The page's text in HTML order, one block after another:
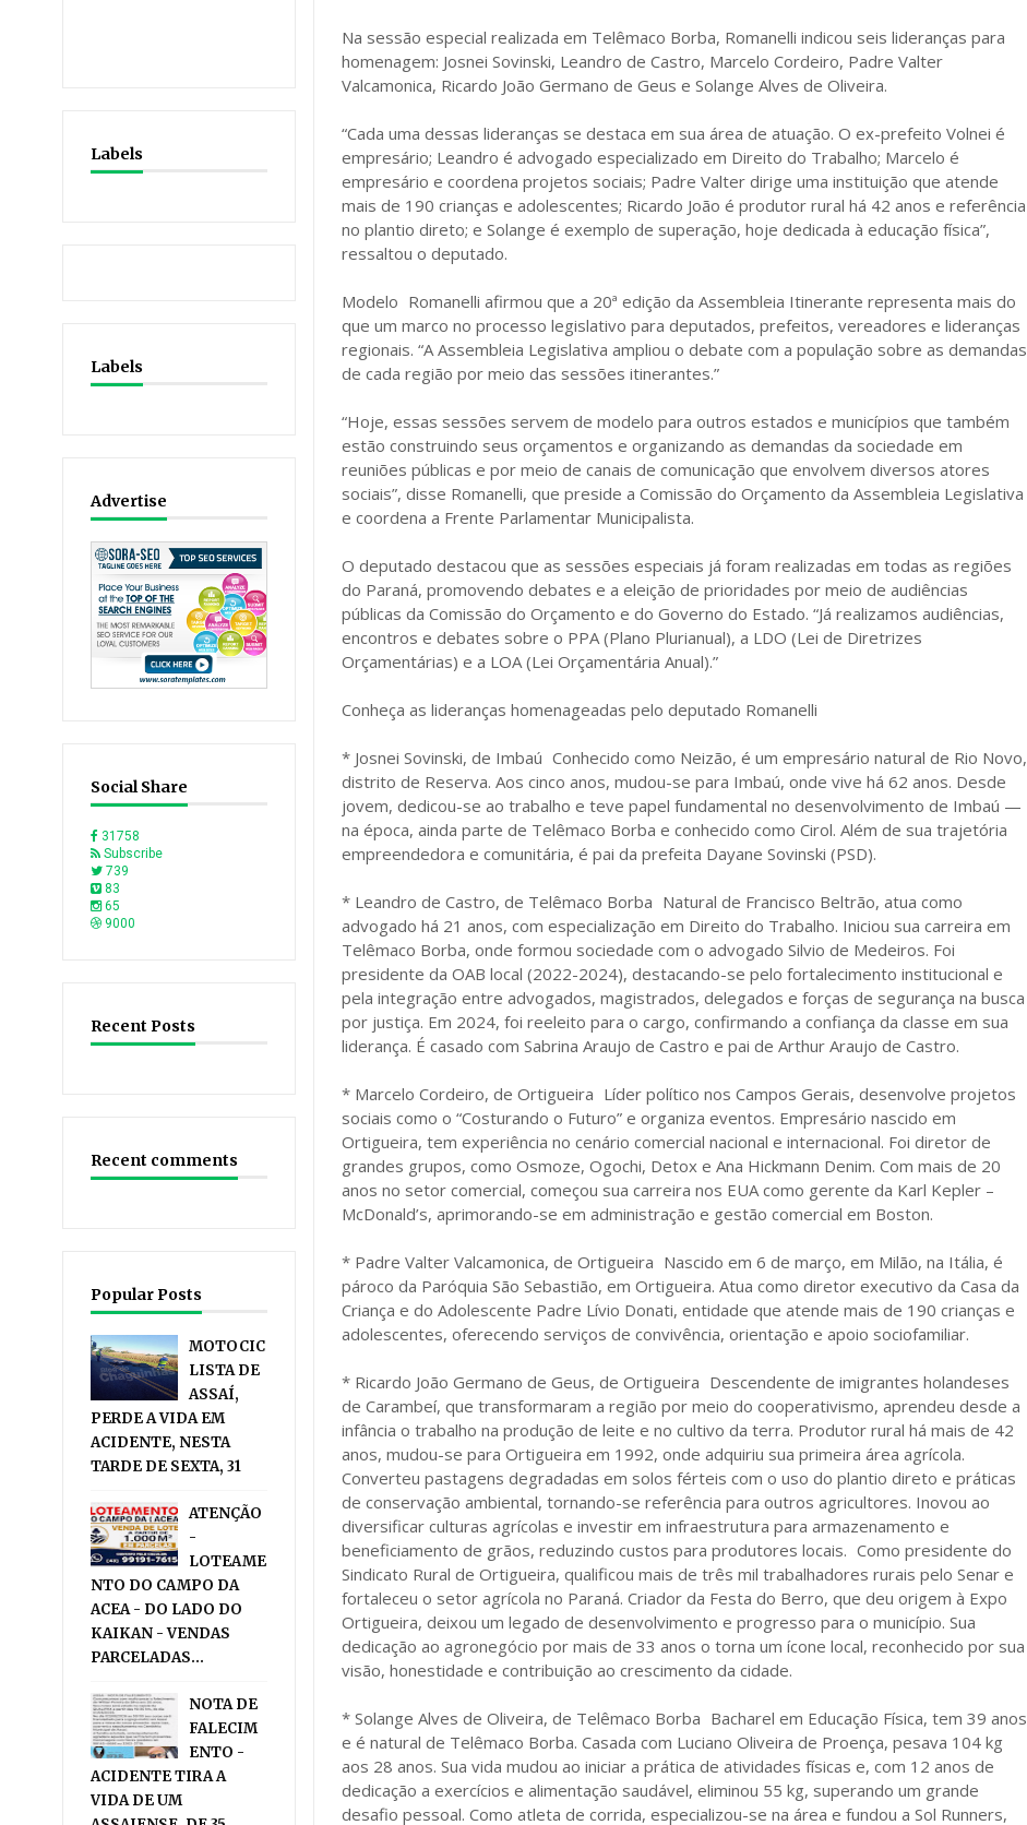
Labels
Labels
Advertise
Social Share
31758
Subscribe
739
83
65
9000
Recent Posts
Recent comments
Popular Posts
MOTOCIC
LISTA DE
ASSAÍ,
PERDE A VIDA EM
ACIDENTE, NESTA
TARDE DE SEXTA, 31
ATENÇÃO
-
LOTEAME
NTO DO CAMPO DA
ACEA - DO LADO DO
KAIKAN - VENDAS
PARCELADAS...
NOTA DE
FALECIM
ENTO -
ACIDENTE TIRA A
VIDA DE UM
Na sessão especial realizada em Telêmaco Borba, Romanelli indicou seis lideranças para
homenagem: Josnei Sovinski, Leandro de Castro, Marcelo Cordeiro, Padre Valter
Valcamonica, Ricardo João Germano de Geus e Solange Alves de Oliveira.
“Cada uma dessas lideranças se destaca em sua área de atuação. O ex-prefeito Volnei é
empresário; Leandro é advogado especializado em Direito do Trabalho; Marcelo é
empresário e coordena projetos sociais; Padre Valter dirige uma instituição que atende
mais de 190 crianças e adolescentes; Ricardo João é produtor rural há 42 anos e referência
no plantio direto; e Solange é exemplo de superação, hoje dedicada à educação física”,
ressaltou o deputado.
Modelo Romanelli afirmou que a 20ª edição da Assembleia Itinerante representa mais do
que um marco no processo legislativo para deputados, prefeitos, vereadores e lideranças
regionais. “A Assembleia Legislativa ampliou o debate com a população sobre as demandas
de cada região por meio das sessões itinerantes.”
“Hoje, essas sessões servem de modelo para outros estados e municípios que também
estão construindo seus orçamentos e organizando as demandas da sociedade em
reuniões públicas e por meio de canais de comunicação que envolvem diversos atores
sociais”, disse Romanelli, que preside a Comissão do Orçamento da Assembleia Legislativa
e coordena a Frente Parlamentar Municipalista.
O deputado destacou que as sessões especiais já foram realizadas em todas as regiões
do Paraná, promovendo debates e a eleição de prioridades por meio de audiências
públicas da Comissão do Orçamento e do Governo do Estado. “Já realizamos audiências,
encontros e debates sobre o PPA (Plano Plurianual), a LDO (Lei de Diretrizes
Orçamentárias) e a LOA (Lei Orçamentária Anual).”
Conheça as lideranças homenageadas pelo deputado Romanelli
* Josnei Sovinski, de Imbaú Conhecido como Neizão, é um empresário natural de Rio Novo,
distrito de Reserva. Aos cinco anos, mudou-se para Imbaú, onde vive há 62 anos. Desde
jovem, dedicou-se ao trabalho e teve papel fundamental no desenvolvimento de Imbaú —
na época, ainda parte de Telêmaco Borba e conhecido como Cirol. Além de sua trajetória
empreendedora e comunitária, é pai da prefeita Dayane Sovinski (PSD).
* Leandro de Castro, de Telêmaco Borba Natural de Francisco Beltrão, atua como
advogado há 21 anos, com especialização em Direito do Trabalho. Iniciou sua carreira em
Telêmaco Borba, onde formou sociedade com o advogado Silvio de Medeiros. Foi
presidente da OAB local (2022-2024), destacando-se pelo fortalecimento institucional e
pela integração entre advogados, magistrados, delegados e forças de segurança na busca
por justiça. Em 2024, foi reeleito para o cargo, confirmando a confiança da classe em sua
liderança. É casado com Sabrina Araujo de Castro e pai de Arthur Araujo de Castro.
* Marcelo Cordeiro, de Ortigueira Líder político nos Campos Gerais, desenvolve projetos
sociais como o “Costurando o Futuro” e organiza eventos. Empresário nascido em
Ortigueira, tem experiência no cenário comercial nacional e internacional. Foi diretor de
grandes grupos, como Osmoze, Ogochi, Detox e Ana Hickmann Denim. Com mais de 20
anos no setor comercial, começou sua carreira nos EUA como gerente da Karl Kepler –
McDonald’s, aprimorando-se em administração e gestão comercial em Boston.
* Padre Valter Valcamonica, de Ortigueira Nascido em 6 de março, em Milão, na Itália, é
pároco da Paróquia São Sebastião, em Ortigueira. Atua como diretor executivo da Casa da
Criança e do Adolescente Padre Lívio Donati, entidade que atende mais de 190 crianças e
adolescentes, oferecendo serviços de convivência, orientação e apoio sociofamiliar.
* Ricardo João Germano de Geus, de Ortigueira Descendente de imigrantes holandeses
de Carambeí, que transformaram a região por meio do cooperativismo, aprendeu desde a
infância o trabalho na produção de leite e no cultivo da terra. Produtor rural há mais de 42
anos, mudou-se para Ortigueira em 1992, onde adquiriu sua primeira área agrícola.
Converteu pastagens degradadas em solos férteis com o uso do plantio direto e práticas
de conservação ambiental, tornando-se referência para outros agricultores. Inovou ao
diversificar culturas agrícolas e investir em infraestrutura para armazenamento e
beneficiamento de grãos, reduzindo custos para produtores locais. Como presidente do
Sindicato Rural de Ortigueira, qualificou mais de três mil trabalhadores rurais pelo Senar e
fortaleceu o setor agrícola no Paraná. Criador da Festa do Berro, que deu origem à Expo
Ortigueira, deixou um legado de desenvolvimento e progresso para o município. Sua
dedicação ao agronegócio por mais de 33 anos o torna um ícone local, reconhecido por sua
visão, honestidade e contribuição ao crescimento da cidade.
* Solange Alves de Oliveira, de Telêmaco Borba Bacharel em Educação Física, tem 39 anos
e é natural de Telêmaco Borba. Casada com Luciano Oliveira de Proença, pesava 104 kg
aos 28 anos. Sua vida mudou ao iniciar a prática de atividades físicas e, com 12 anos de
dedicação a exercícios e alimentação saudável, eliminou 55 kg, superando um grande
desafio pessoal. Como atleta de corrida, especializou-se na área e fundou a Sol Runners,